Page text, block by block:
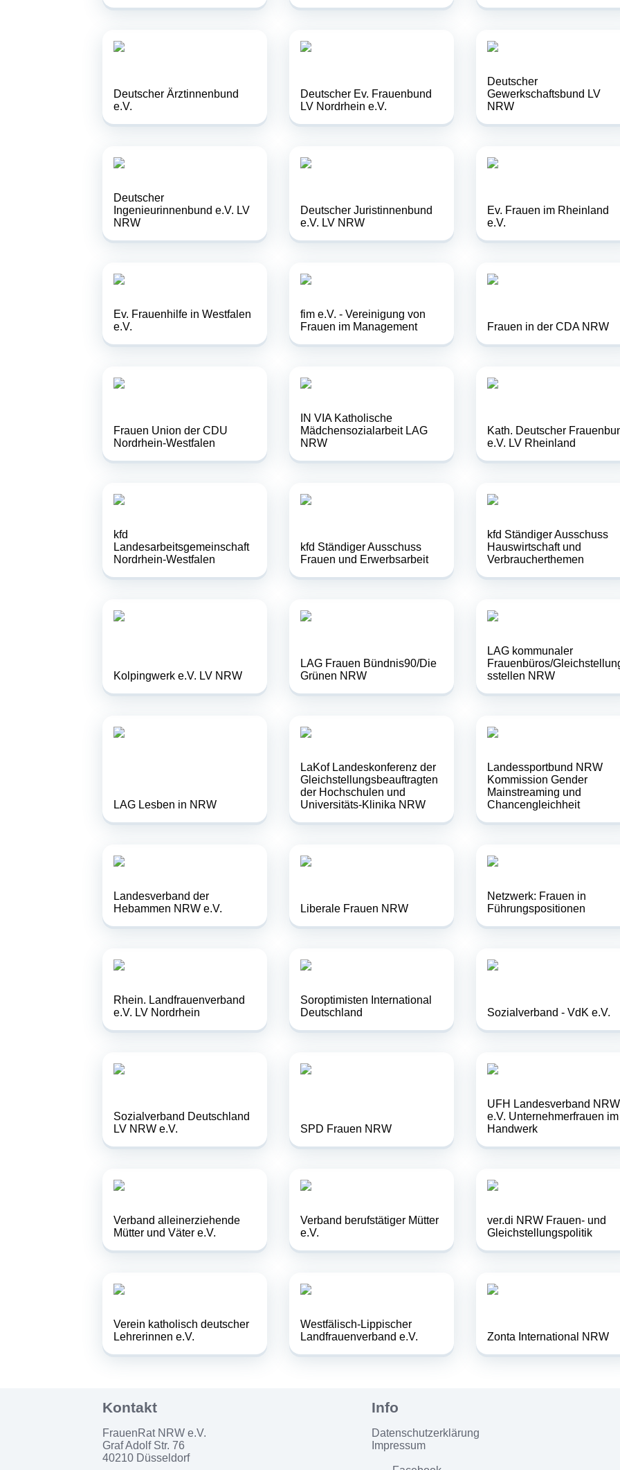
Deutscher Ärztinnenbund
e.V.
Deutscher Ev. Frauenbund
LV Nordrhein e.V.
Deutscher
Gewerkschaftsbund LV
NRW
Deutscher
Ingenieurinnenbund e.V. LV
NRW
Deutscher Juristinnenbund
e.V. LV NRW
Ev. Frauen im Rheinland
e.V.
Ev. Frauenhilfe in Westfalen
e.V.
fim e.V. - Vereinigung von
Frauen im Management
Frauen in der CDA NRW
Frauen Union der CDU
Nordrhein-Westfalen
IN VIA Katholische
Mädchensozialarbeit LAG
NRW
Kath. Deutscher
e.V. LV Rheinland
kfd
Landesarbeitsgemeinschaft
Nordrhein-Westfalen
kfd Ständiger Ausschuss
Frauen und Erwerbsarbeit
kfd Ständiger Ausschuss
Hauswirtschaft und
Verbraucherthemen
Kolpingwerk e.V. LV NRW
LAG Frauen Bündnis90/Die
Grünen NRW
LAG kommunaler
Frauenbüros/
s­stellen NRW
LAG Lesben in NRW
LaKof Landeskonferenz der
Gleichstellungsbeauftragten
der Hochschulen und
Universitäts-Klinika NRW
Landessportbund NRW
Kommission Gender
Mainstreaming und
Chancengleichheit
Landesverband der
Hebammen NRW e.V.
Liberale Frauen NRW
Netzwerk: Frauen in
Führungspositionen
Rhein. Landfrauenverband
e.V. LV Nordrhein
Soroptimisten International
Deutschland
Sozialverband - VdK e.V.
Sozialverband Deutschland
LV NRW e.V.
SPD Frauen NRW
UFH Landesverband NRW
e.V. Unternehmerfrauen im
Handwerk
Verband alleinerziehende
Mütter und Väter e.V.
Verband berufstätiger Mütter
e.V.
ver.di NRW Frauen- und
Gleichstellungspolitik
Verein katholisch deutscher
Lehrerinnen e.V.
Westfälisch-Lippischer
Landfrauenverband e.V.
Zonta International NRW
FrauenRat NRW e.V.
Graf Adolf Str. 76
40210 Düsseldorf
Datenschutzerklärung
Impressum